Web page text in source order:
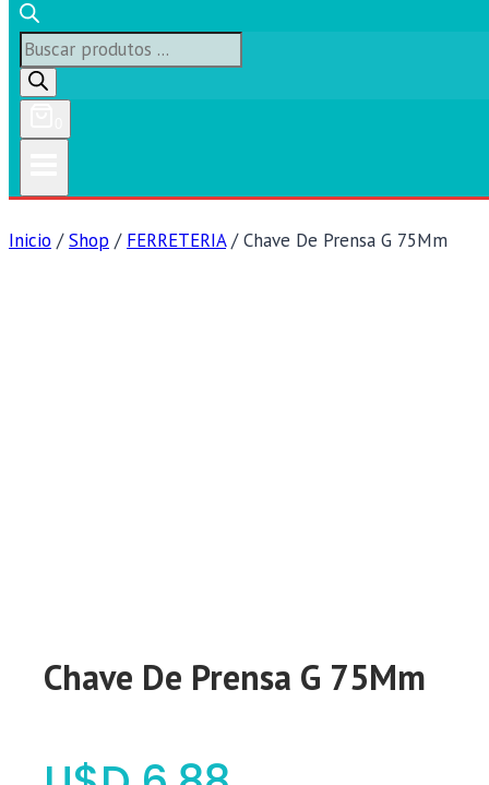
Búsqueda
de
productos
Inicio / Shop / FERRETERIA / Chave De Prensa G 75Mm
Chave De Prensa G 75Mm